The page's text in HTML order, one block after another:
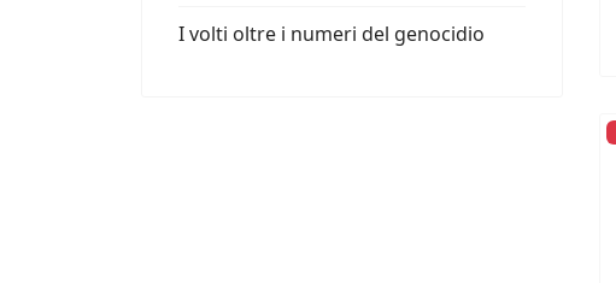
I volti oltre i numeri del genocidio